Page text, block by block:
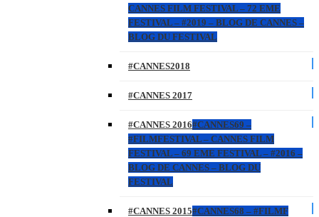
CANNES FILM FESTIVAL – 72 EME
FESTIVAL – #2019 – BLOG DE CANNES –
BLOG DU FESTIVAL
#CANNES2018
#CANNES 2017
#CANNES 2016#CANNES69 –
#FILMFESTIVAL – CANNES FILM
FESTIVAL – 69 EME FESTIVAL – #2016 –
BLOG DE CANNES – BLOG DU
FESTIVAL
#CANNES 2015#CANNES68 – #FILMF